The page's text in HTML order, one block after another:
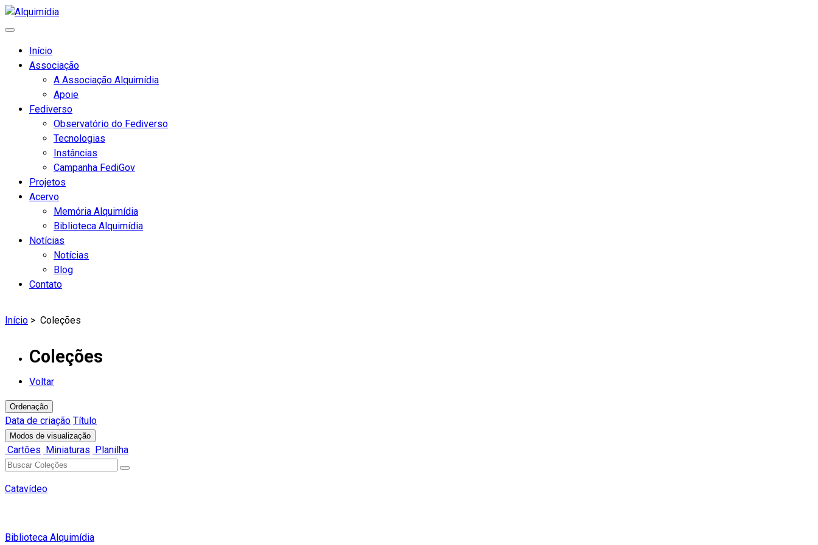
Início
Associação
A Associação Alquimídia
Apoie
Fediverso
Observatório do Fediverso
Tecnologias
Instâncias
Campanha FediGov
Projetos
Acervo
Memória Alquimídia
Biblioteca Alquimídia
Notícias
Notícias
Blog
Contato
Início > Coleções
Coleções
Voltar
Ordenação
Data de criação Título
Modos de visualização
Cartões Miniaturas Planilha
Catavídeo
Biblioteca Alquimídia